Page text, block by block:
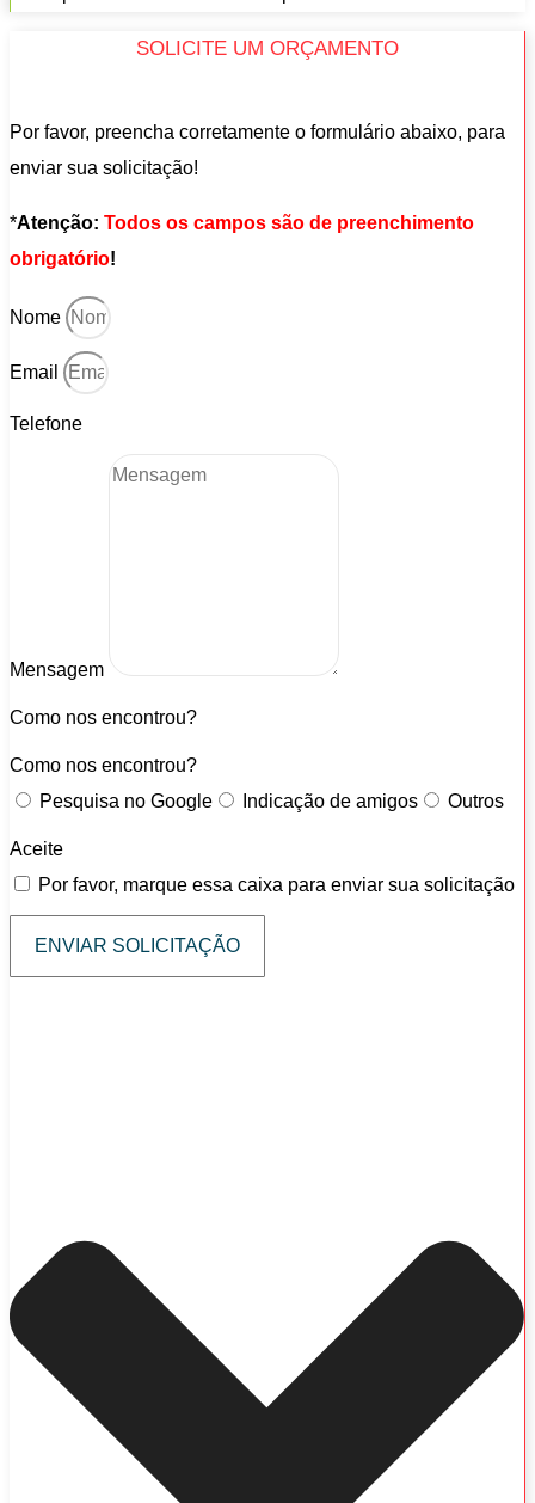
SOLICITE UM ORÇAMENTO
Por favor, preencha corretamente o formulário abaixo, para
enviar sua solicitação!
*Atenção: Todos os campos são de preenchimento
obrigatório!
Nome
Email
Telefone
Mensagem
Como nos encontrou?
Como nos encontrou?
Pesquisa no Google
Indicação de amigos Outros
Aceite
Por favor, marque essa caixa para enviar sua solicitação
ENVIAR SOLICITAÇÃO